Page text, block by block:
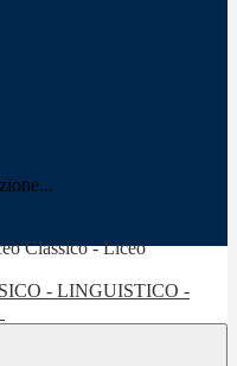
- LINGUISTICO -